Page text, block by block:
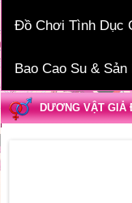
Đồ Chơi Tình Dục
Bao Cao Su &
DƯƠNG VẬT GIẢ